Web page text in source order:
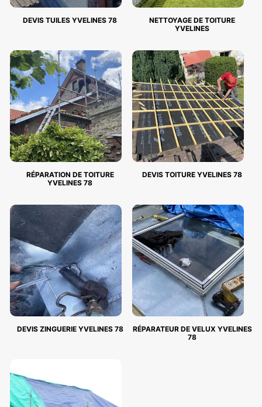
DEVIS TUILES YVELINES 78
NETTOYAGE DE TOITURE
YVELINES
RÉPARATION DE TOITURE
YVELINES 78
DEVIS TOITURE YVELINES 78
DEVIS ZINGUERIE YVELINES 78
RÉPARATEUR DE VELUX YVELINES
78